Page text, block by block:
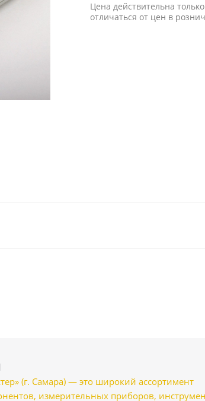
Цена действительна
отличаться от цен в
(г. Самара) — это широкий ассортимент
измерительных приборов,